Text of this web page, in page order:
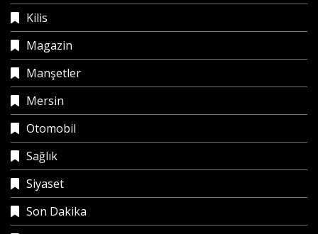
Kilis
Magazin
Manşetler
Mersin
Otomobil
Sağlık
Siyaset
Son Dakika